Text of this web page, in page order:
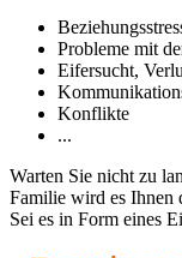
Probleme mit
Eifersucht,
Konflikte
...
Warten Sie nicht zu
Familie wird es Ihnen
Sei es in Form eines